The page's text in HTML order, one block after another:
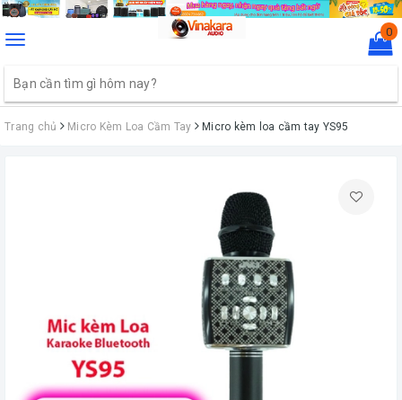
Toggle
0
Trang chủ Micro Kèm Loa Cầm Tay Micro kèm loa cầm tay YS95